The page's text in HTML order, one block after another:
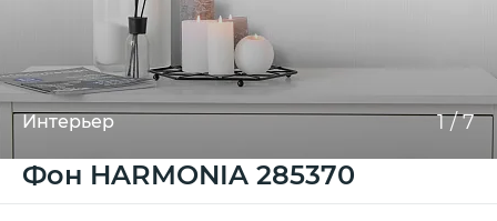
Интерьер 1/7
Фон HARMONIA 285370